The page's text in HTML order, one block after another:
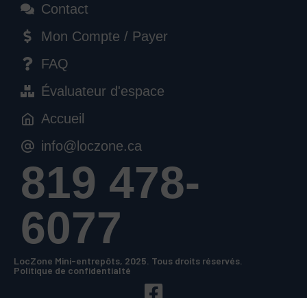
Contact
Mon Compte / Payer
FAQ
Évaluateur d'espace
Accueil
info@loczone.ca
819 478-
6077
LocZone Mini-entrepôts, 2025. Tous droits réservés.
Politique de confidentialté